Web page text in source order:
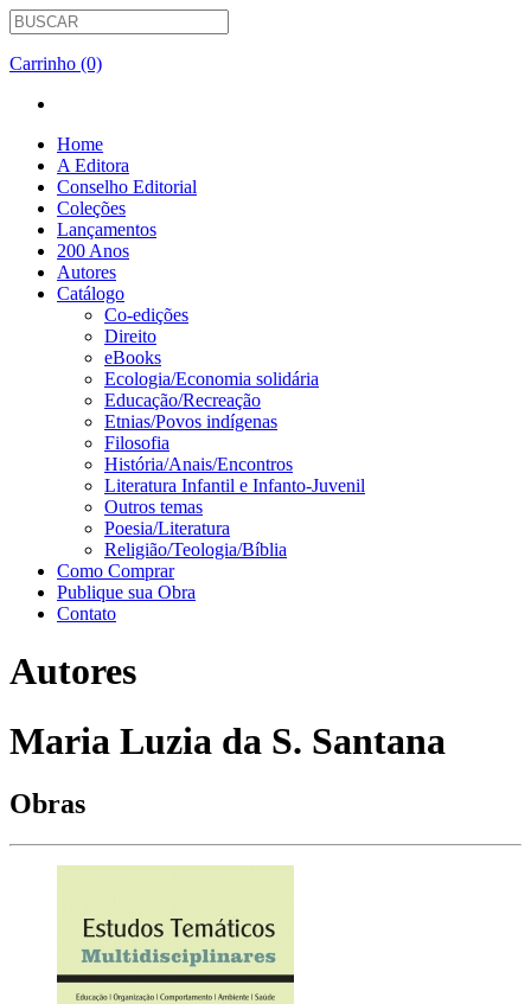
Carrinho (0)
Home
A Editora
Conselho Editorial
Coleções
Lançamentos
200 Anos
Autores
Catálogo
Co-edições
Direito
eBooks
Ecologia/Economia solidária
Educação/Recreação
Etnias/Povos indígenas
Filosofia
História/Anais/Encontros
Literatura Infantil e Infanto-Juvenil
Outros temas
Poesia/Literatura
Religião/Teologia/Bíblia
Como Comprar
Publique sua Obra
Contato
Autores
Maria Luzia da S. Santana
Obras